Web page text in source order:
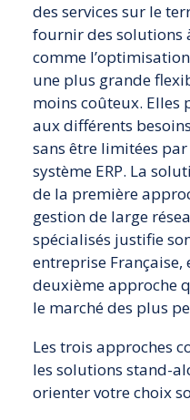
des services sur le
fournir des solutions
comme
une plus grande
moins coûteux. Elles
aux différents
sans être limitées
système ERP. La
de la première
gestion de large
spécialisés justifie
entreprise
deuxième approche
le marché des plus
Les trois approches
les solutions stand-
orienter votre choix